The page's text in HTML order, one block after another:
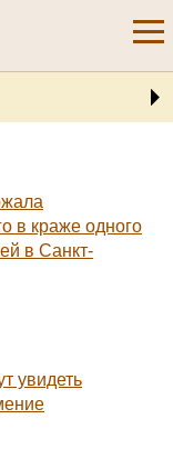
в краже одного
в Санкт-
увидеть